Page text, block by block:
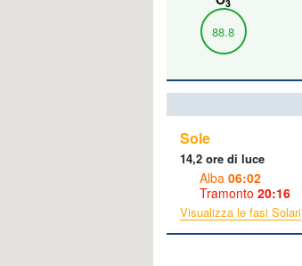
3
88.8
Sole
14,2 ore di luce
Alba 06:02
Tramonto 20:16
Visualizza le fasi Solari